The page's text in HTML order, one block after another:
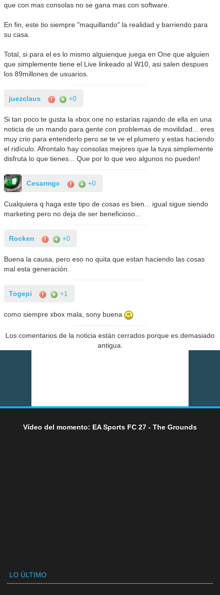
que con mas consolas no se gana mas con software.
En fin, este tio siempre "maquillando" la realidad y barriendo para
su casa.
Total, si para el es lo mismo alguienque juega en One que alguien
que simplemente tiene el Live linkeado al W10, asi salen despues
los 89millones de usuarios.
juezclaus +0
Si tan poco te gusta la xbox one no estarias rajando de ella en una
noticia de un mando para gente con problemas de movilidad... eres
muy crio para entenderlo pero se te ve el plumero y estas haciendo
el ridículo. Afrontalo hay consolas mejores que la tuya simplemente
disfruta lo que tienes... Que por lo que veo algunos no pueden!
Cesarmgc +0
Cualquiera q haga este tipo de cosas es bien... igual sigue siendo
marketing pero no deja de ser beneficioso...
Rocken +0
Buena la causa, pero eso no quita que estan haciendo las cosas
mal esta generación.
Togepi +1
como siempre xbox mala, sony buena
Los comentarios de la noticia están cerrados porque es demasiado
antigua.
Vídeo del momento: EA Sports FC 27 - The Grounds
LO ÚLTIMO